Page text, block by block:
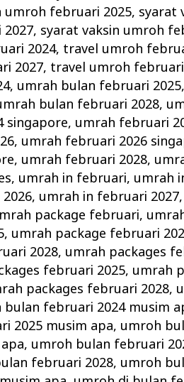
umroh februari 2025, syarat
, syarat vaksin umroh
2024, travel umroh
2027, travel umroh
, umrah bulan februari 2025,
bulan februari 2028,
singapore, umrah februari
, umrah februari 2026
, umrah februari 2028,
, umrah in februari, umrah
, umrah in februari 2027,
package februari,
, umrah package februari
2028, umrah packages
februari 2025, umrah
packages februari 2028,
bulan februari 2024 musim
2025 musim apa, umroh
, umroh bulan februari
februari 2028, umroh